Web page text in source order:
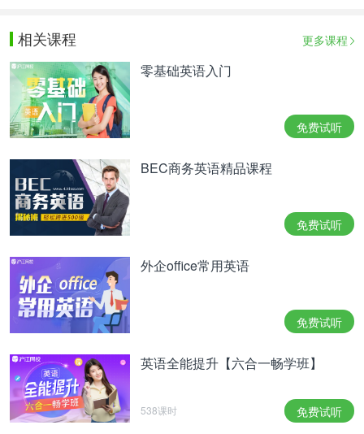
相关课程 更多课程
零基础英语入门
免费试听
BEC商务英语精品课程
免费试听
外企office常用英语
免费试听
英语全能提升【六合一畅学班】
538课时 免费试听